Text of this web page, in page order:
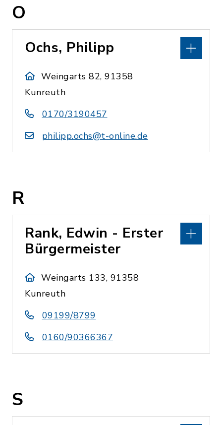
O
Ochs, Philipp
Weingarts 82, 91358
Kunreuth
0170/3190457
philipp.ochs@t-online.de
R
Rank, Edwin - Erster
Bürgermeister
Weingarts 133, 91358
Kunreuth
09199/8799
0160/90366367
S